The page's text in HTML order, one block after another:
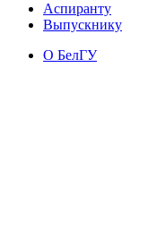
Аспиранту
Выпускнику
О БелГУ